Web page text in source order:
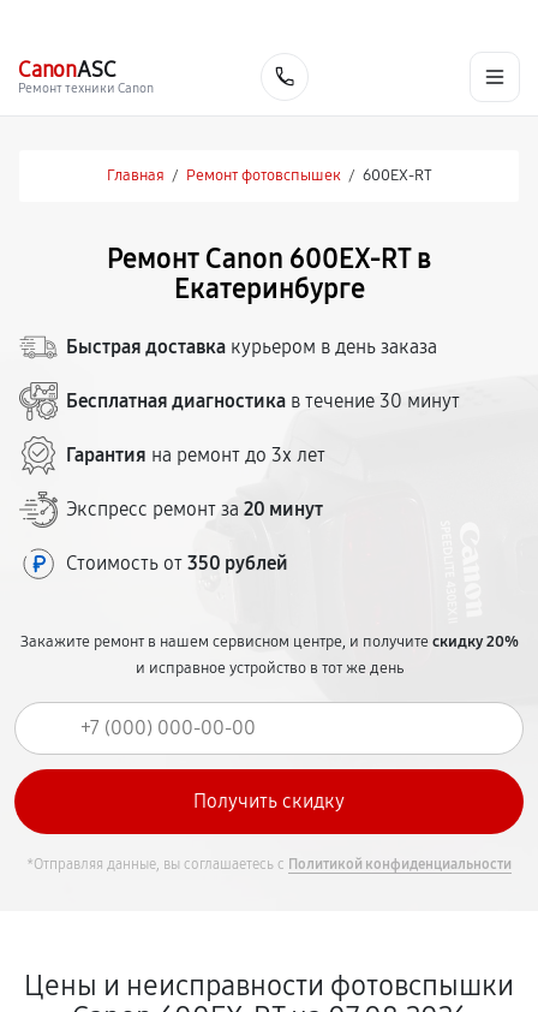
CanonASC
Ремонт техники Canon
Главная / Ремонт фотовспышек / 600EX-RT
Ремонт Canon 600EX-RT в
Екатеринбурге
Быстрая доставка курьером в день заказа
Бесплатная диагностика в течение 30 минут
Гарантия на ремонт до 3х лет
Экспресс ремонт за 20 минут
Стоимость от 350 рублей
Закажите ремонт в нашем сервисном центре, и получитескидку 20%
и исправное устройство в тот же день
*Отправляя данные, вы соглашаетесь с Политикой конфиденциальности
Цены и неисправности фотовспышки